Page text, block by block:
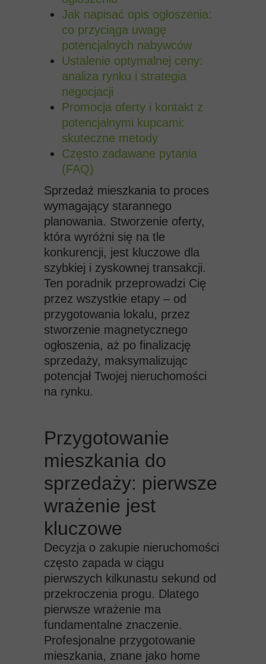
Jak napisać opis ogłoszenia:
co przyciąga uwagę
potencjalnych nabywców
Ustalenie optymalnej ceny:
analiza rynku i strategia
negocjacji
Promocja oferty i kontakt z
potencjalnymi kupcami:
skuteczne metody
Często zadawane pytania
(FAQ)
Sprzedaż mieszkania to proces
wymagający starannego
planowania. Stworzenie oferty,
która wyróżni się na tle
konkurencji, jest kluczowe dla
szybkiej i zyskownej transakcji.
Ten poradnik przeprowadzi Cię
przez wszystkie etapy – od
przygotowania lokalu, przez
stworzenie magnetycznego
ogłoszenia, aż po finalizację
sprzedaży, maksymalizując
potencjał Twojej nieruchomości
na rynku.
Przygotowanie
mieszkania do
sprzedaży: pierwsze
wrażenie jest
kluczowe
Decyzja o zakupie nieruchomości
często zapada w ciągu
pierwszych kilkunastu sekund od
przekroczenia progu. Dlatego
pierwsze wrażenie ma
fundamentalne znaczenie.
Profesjonalne przygotowanie
mieszkania, znane jako home